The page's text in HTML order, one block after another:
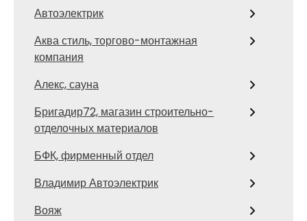
Автоэлектрик
Аква стиль, торгово-монтажная
компания
Алекс, сауна
Бригадир72, магазин строительно-
отделочных материалов
БФК, фирменный отдел
Владимир Автоэлектрик
Вояж